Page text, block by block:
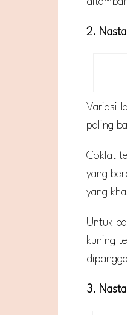
2.
Variasi
paling
Coklat
yang
yang
Untuk
kuning
3.